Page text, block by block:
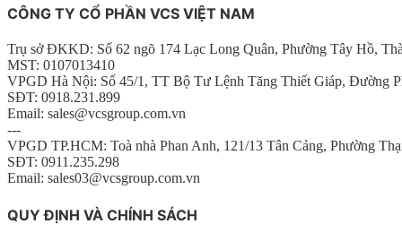
CÔNG TY CỔ PHẦN VCS VIỆT NAM
Trụ sở ĐKKD: Số 62 ngõ 174 Lạc Long Quân, Phường Tây Hồ,
MST: 0107013410
VPGD Hà Nội: Số 45/1, TT Bộ Tư Lệnh Tăng Thiết Giáp, Đường
SĐT: 0918.231.899
Email: sales@vcsgroup.com.vn
---
VPGD TP.HCM: Toà nhà Phan Anh, 121/13 Tân Cảng, Phường
SĐT: 0911.235.298
Email: sales03@vcsgroup.com.vn
QUY ĐỊNH VÀ CHÍNH SÁCH